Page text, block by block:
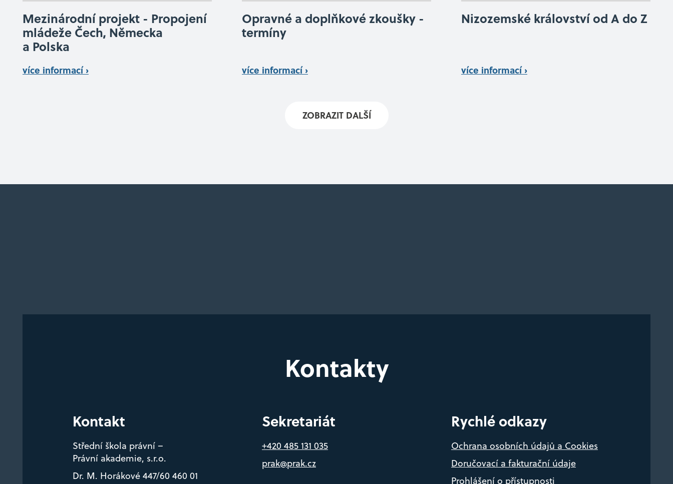
Mezinárodní projekt - Propojení
mládeže Čech, Německa
a Polska
více informací ›
Opravné a doplňkové zkoušky -
termíny
více informací ›
Nizozemské království od A do Z
více informací ›
ZOBRAZIT DALŠÍ
Kontakty
Kontakt
Střední škola právní –
Právní akademie, s.r.o.
Dr. M. Horákové 447/60 460 01
Sekretariát
+420 485 131 035
prak@prak.cz
Rychlé odkazy
Ochrana osobních údajů a Cookies
Doručovací a fakturační údaje
Prohlášení o přístupnosti